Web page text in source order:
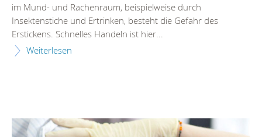
im Mund- und Rachenraum, beispielweise durch
Insektenstiche und Ertrinken, besteht die Gefahr des
Erstickens. Schnelles Handeln ist hier...
Weiterlesen